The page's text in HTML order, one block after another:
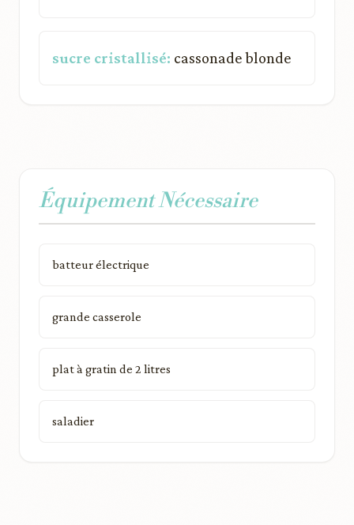
sucre cristallisé: cassonade blonde
Équipement Nécessaire
batteur électrique
grande casserole
plat à gratin de 2 litres
saladier